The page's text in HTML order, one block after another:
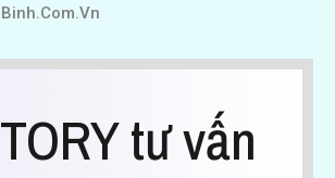
tư vấn